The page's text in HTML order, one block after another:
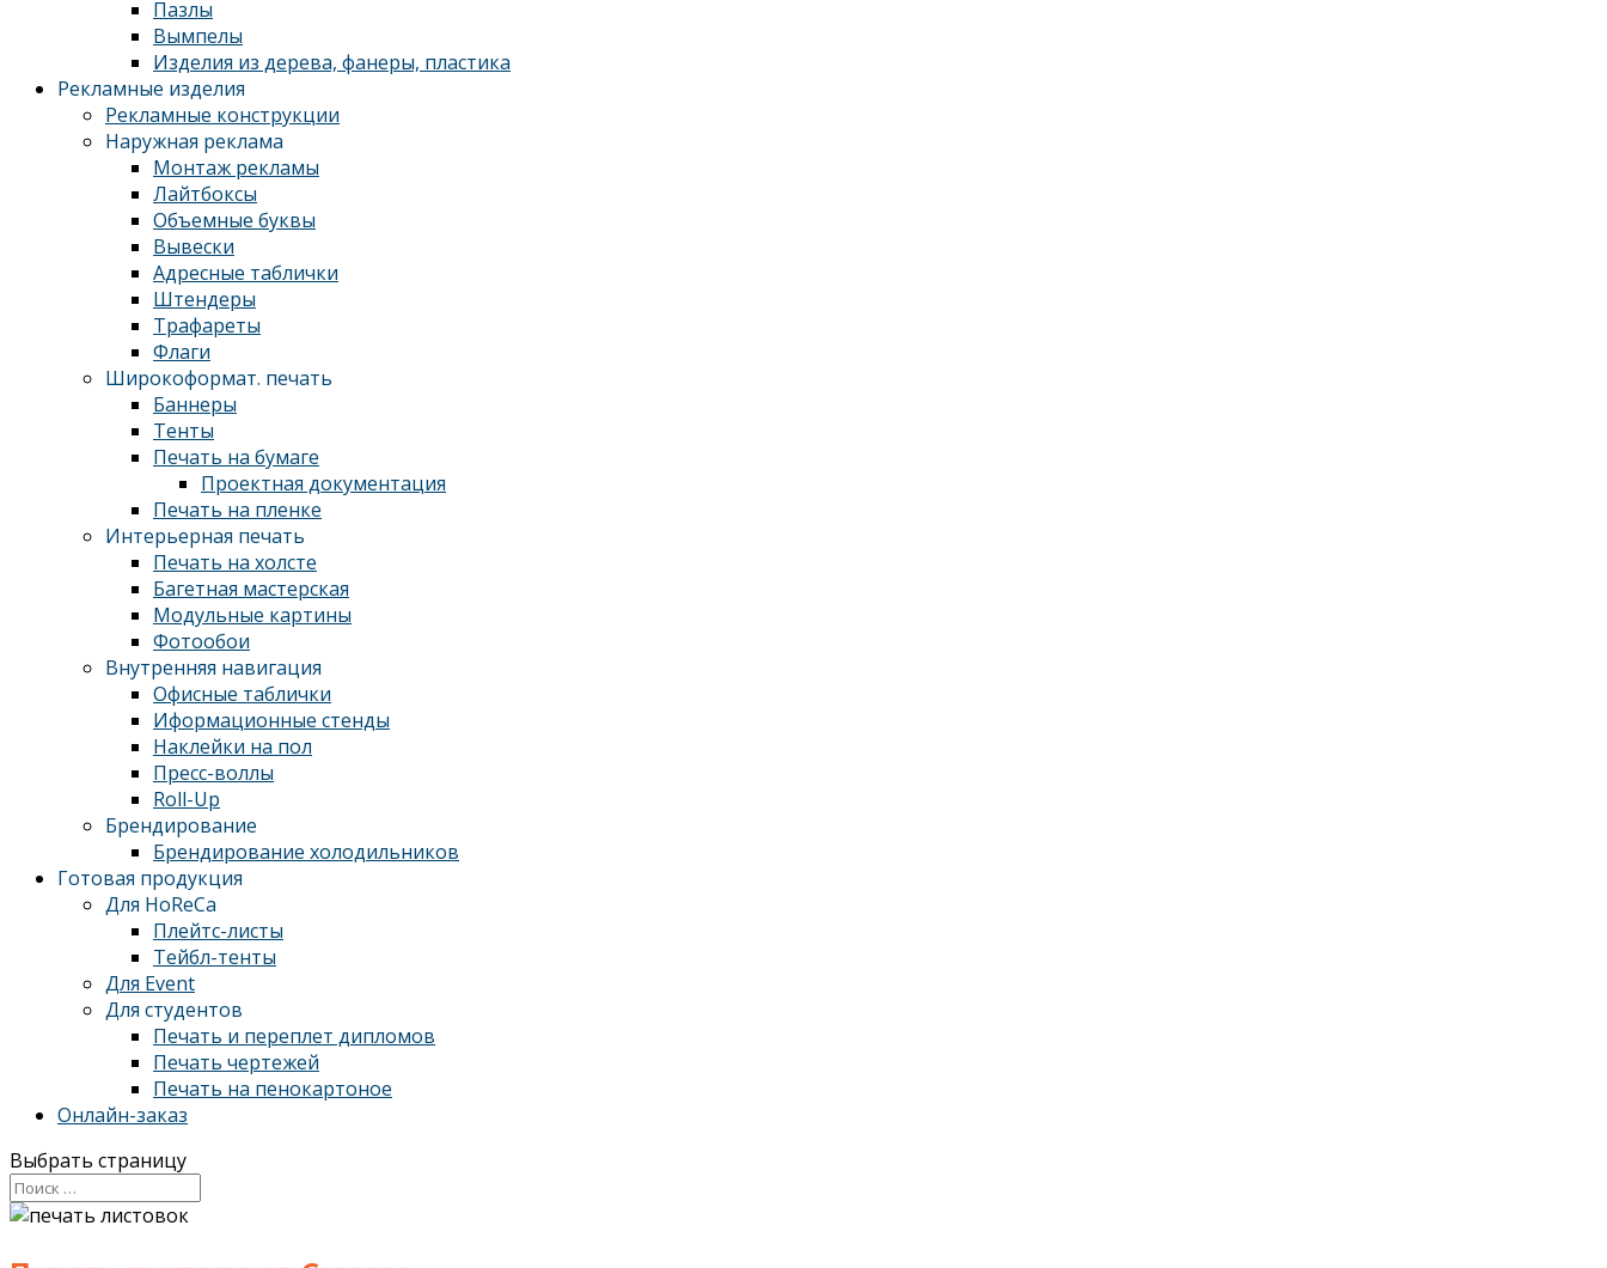
Пазлы
Вымпелы
Изделия из дерева, фанеры, пластика
Рекламные изделия
Рекламные конструкции
Наружная реклама
Монтаж рекламы
Лайтбоксы
Объемные буквы
Вывески
Адресные таблички
Штендеры
Трафареты
Флаги
Широкоформат. печать
Баннеры
Тенты
Печать на бумаге
Проектная документация
Печать на пленке
Интерьерная печать
Печать на холсте
Багетная мастерская
Модульные картины
Фотообои
Внутренняя навигация
Офисные таблички
Иформационные стенды
Наклейки на пол
Пресс-воллы
Roll-Up
Брендирование
Брендирование холодильников
Готовая продукция
Для HoReCa
Плейтс-листы
Тейбл-тенты
Для Event
Для студентов
Печать и переплет дипломов
Печать чертежей
Печать на пенокартоное
Онлайн-заказ
Выбрать страницу